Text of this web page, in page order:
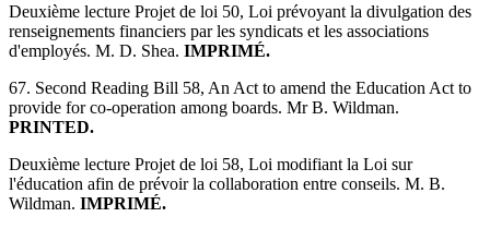
Deuxième lecture Projet de loi 50, Loi prévoyant la divulgation des
renseignements financiers par les syndicats et les associations
d'employés. M. D. Shea. IMPRIMÉ.
67. Second Reading Bill 58, An Act to amend the Education Act to
provide for co-operation among boards. Mr B. Wildman.
PRINTED.
Deuxième lecture Projet de loi 58, Loi modifiant la Loi sur
l'éducation afin de prévoir la collaboration entre conseils. M. B.
Wildman. IMPRIMÉ.